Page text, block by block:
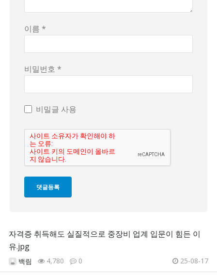
이름 *
비밀번호 *
비밀글 사용
자격증 취득해도 실질적으로 중장비 업계 입문이 힘든 이
유.jpg
백림 4,780 0 25-08-17